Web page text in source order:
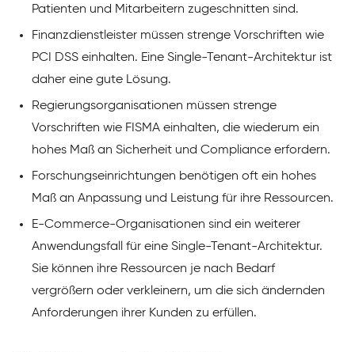
Patienten und Mitarbeitern zugeschnitten sind.
Finanzdienstleister müssen strenge Vorschriften wie
PCI DSS einhalten. Eine Single-Tenant-Architektur ist
daher eine gute Lösung.
Regierungsorganisationen müssen strenge
Vorschriften wie FISMA einhalten, die wiederum ein
hohes Maß an Sicherheit und Compliance erfordern.
Forschungseinrichtungen benötigen oft ein hohes
Maß an Anpassung und Leistung für ihre Ressourcen.
E-Commerce-Organisationen sind ein weiterer
Anwendungsfall für eine Single-Tenant-Architektur.
Sie können ihre Ressourcen je nach Bedarf
vergrößern oder verkleinern, um die sich ändernden
Anforderungen ihrer Kunden zu erfüllen.